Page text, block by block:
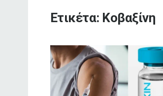
Ετικέτα: Κοβαξίνη